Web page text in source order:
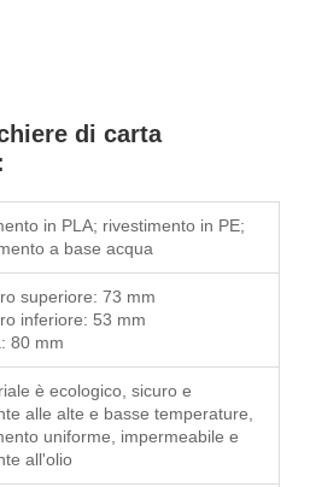
di carta
in PLA; rivestimento in PE;
a base acqua
superiore: 73 mm
inferiore: 53 mm
80 mm
è ecologico, sicuro e
alle alte e basse temperature,
uniforme, impermeabile e
all'olio